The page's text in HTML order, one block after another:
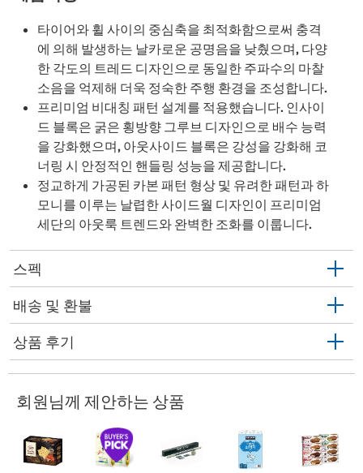
타이어와 휠 사이의 중심축을 최적화함으로써 충격
에 의해 발생하는 날카로운 공명음을 낮췄으며, 다양
한 각도의 트레드 디자인으로 동일한 주파수의 마찰
소음을 억제해 더욱 정숙한 주행 환경을 조성합니다.
프리미엄 비대칭 패턴 설계를 적용했습니다. 인사이
드 블록은 굵은 횡방향 그루브 디자인으로 배수 능력
을 강화했으며, 아웃사이드 블록은 강성을 강화해 코
너링 시 안정적인 핸들링 성능을 제공합니다.
정교하게 가공된 카본 패턴 형상 및 유려한 패턴과 하
모니를 이루는 날렵한 사이드월 디자인이 프리미엄
세단의 아웃룩 트렌드와 완벽한 조화를 이룹니다.
스펙
배송 및 환불
상품 후기
회원님께 제안하는 상품